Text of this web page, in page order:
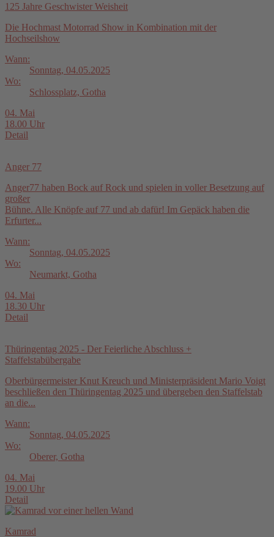
125 Jahre Geschwister Weisheit
Die Hochmast Motorrad Show in Kombination mit der
Hochseilshow
Wann:
Sonntag, 04.05.2025
Wo:
Schlossplatz, Gotha
04. Mai
18.00 Uhr
Detail
Anger 77
Anger77 haben Bock auf Rock und spielen in voller Besetzung auf
großer
Bühne. Alle Knöpfe auf 77 und ab dafür! Im Gepäck haben die
Erfurter...
Wann:
Sonntag, 04.05.2025
Wo:
Neumarkt, Gotha
04. Mai
18.30 Uhr
Detail
Thüringentag 2025 - Der Feierliche Abschluss +
Staffelstabübergabe
Oberbürgermeister Knut Kreuch und Ministerpräsident Mario Voigt
beschließen den Thüringentag 2025 und übergeben den Staffelstab
an die...
Wann:
Sonntag, 04.05.2025
Wo:
Oberer, Gotha
04. Mai
19.00 Uhr
Detail
Kamrad